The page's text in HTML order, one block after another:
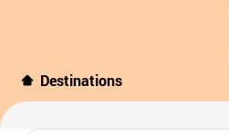
Destinations